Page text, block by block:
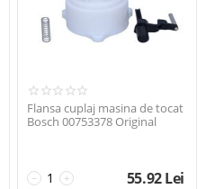
Flansa cuplaj masina de tocat
Bosch 00753378 Original
+
− 55.92Lei